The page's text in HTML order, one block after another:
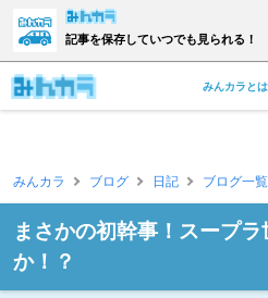
記事を保存していつでも見られる！
みんカラとは
みんカラ ブログ 日記 ブログ一覧
まさかの初幹事！スープ
か！？